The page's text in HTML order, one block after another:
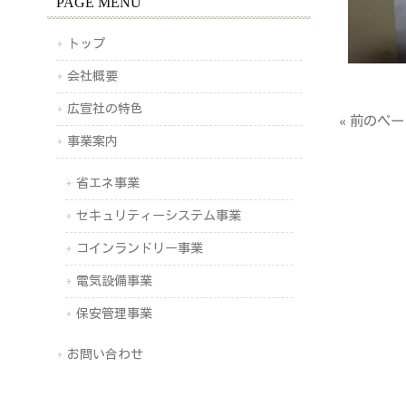
« 前のペ
トップ
会社概要
広宣社の特色
事業案内
省エネ事業
セキュリティーシステム事業
コインランドリー事業
電気設備事業
保安管理事業
お問い合わせ